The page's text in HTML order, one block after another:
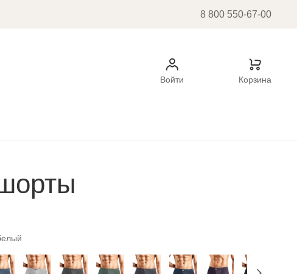
8 800 550-67-00
Войти Корзина